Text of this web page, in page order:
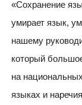
«Сохранение
умирает язык,
нашему
который
на
языках и